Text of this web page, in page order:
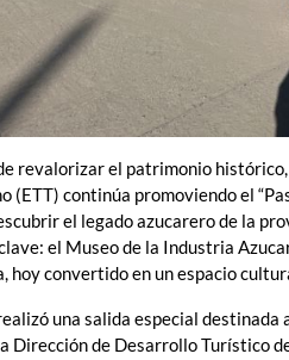
revalorizar el patrimonio
(ETT) continúa promoviendo el
el legado azucarero de la
el Museo de la Industria
hoy convertido en un espacio
una salida especial
Dirección de Desarrollo Turístico